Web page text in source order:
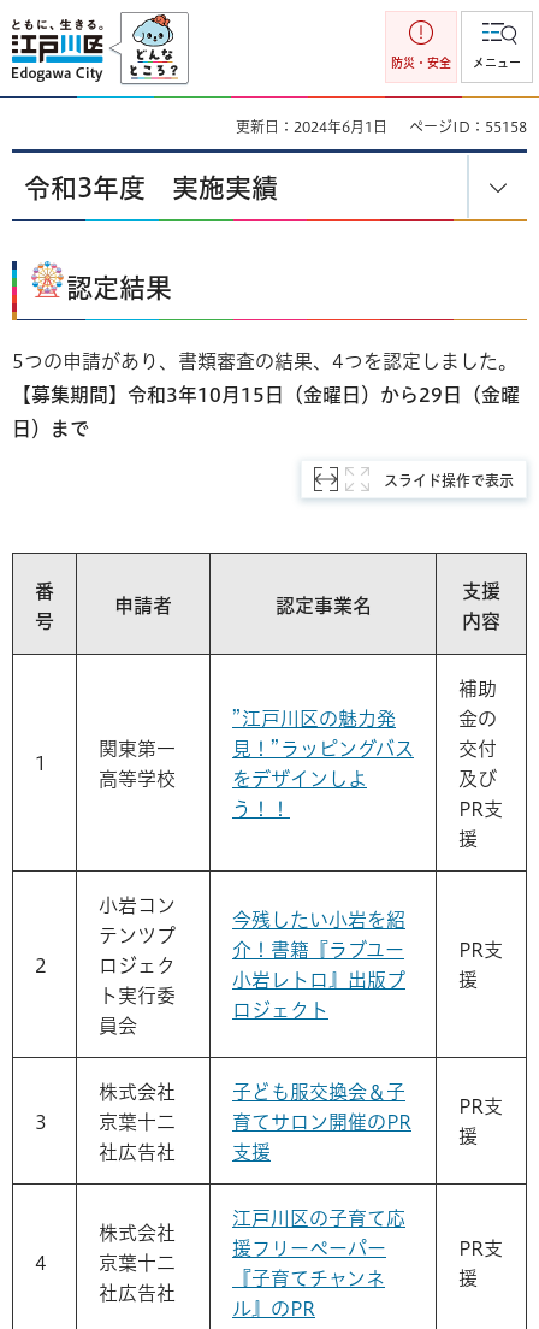
江戸川区
防災・安全 メニュー
更新日：2024年6月1日 ページID：55158
令和3年度 実施実績
認定結果
5つの申請があり、書類審査の結果、4つを認定しました。
【募集期間】令和3年10月15日（金曜日）から29日（金曜
日）まで
スライド操作で表示
番
号
申請者 認定事業名
支援
内容
1
関東第一
高等学校
”江戸川区の魅力発
見！”ラッピングバス
をデザインしよ
う！！
補助
金の
交付
及び
PR支
援
2
小岩コン
テンツプ
ロジェク
ト実行委
員会
今残したい小岩を紹
介！書籍『ラブユー
小岩レトロ』出版プ
ロジェクト
PR支
援
3
株式会社
京葉十二
社広告社
子ども服交換会＆子
育てサロン開催のPR
支援
PR支
援
4
株式会社
京葉十二
社広告社
江戸川区の子育て応
援フリーペーパー
『子育てチャンネ
ル』のPR
PR支
援